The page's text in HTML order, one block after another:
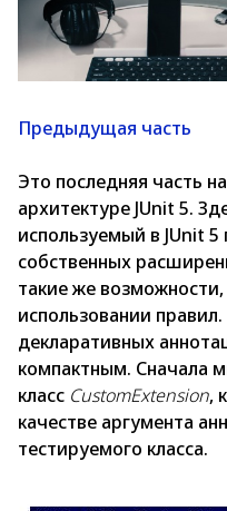
Предыдущая часть
Это последняя часть
архитектуре JUnit 5.
используемый в JUnit
собственных
такие же возможности,
использовании
декларативных
компактным. Сначала
класс CustomExtension,
качестве аргумента
тестируемого класса.